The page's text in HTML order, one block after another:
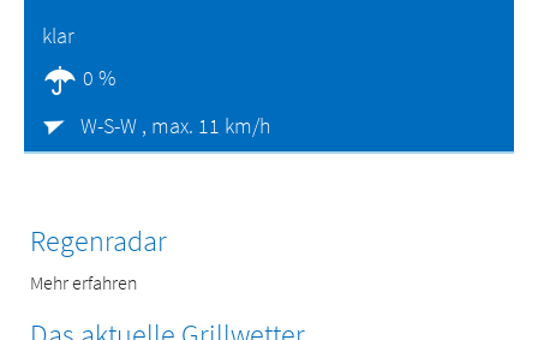
klar
0 %
W-S-W , max. 11 km/h
Regenradar
Mehr erfahren